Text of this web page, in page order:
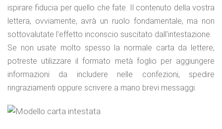
ispirare fiducia per quello che fate. Il contenuto della vostra
lettera, ovviamente, avrà un ruolo fondamentale, ma non
sottovalutate l'effetto inconscio suscitato dall'intestazione.
Se non usate molto spesso la normale carta da lettere,
potreste utilizzare il formato metà foglio per aggiungere
informazioni da includere nelle confezioni, spedire
ringraziamenti oppure scrivere a mano brevi messaggi.